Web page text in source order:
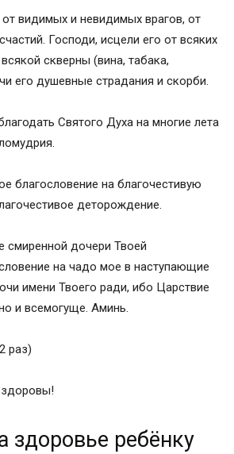
видимых и невидимых врагов, от
Господи, исцели его от всяких
скверны (вина, табака,
его душевные страдания и скорби.
Святого Духа на многие лета
благословение на благочестивую
деторождение.
смиренной дочери Твоей
на чадо мое в наступающие
имени Твоего ради, ибо Царствие
и всемогуще. Аминь.
раз)
здоровье ребёнку